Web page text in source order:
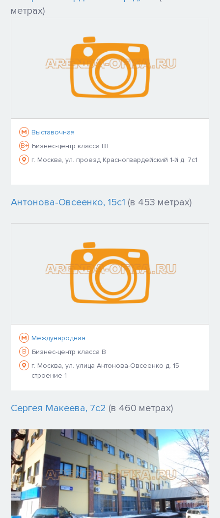
метрах)
Выставочная
B+ Бизнес-центр класса B+
г. Москва, ул. проезд Красногвардейский 1-й д. 7с1
Антонова-Овсеенко, 15с1 (в 453 метрах)
Международная
B
Бизнес-центр класса B
г. Москва, ул. улица Антонова-Овсеенко д. 15
строение 1
Сергея Макеева, 7с2 (в 460 метрах)